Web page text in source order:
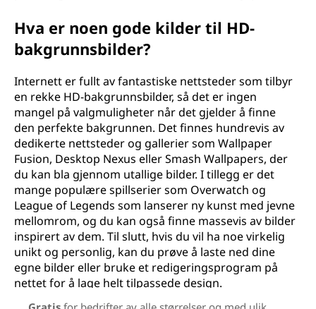
Hva er noen gode kilder til HD-
bakgrunnsbilder?
Internett er fullt av fantastiske nettsteder som tilbyr
en rekke HD-bakgrunnsbilder, så det er ingen
mangel på valgmuligheter når det gjelder å finne
den perfekte bakgrunnen. Det finnes hundrevis av
dedikerte nettsteder og gallerier som Wallpaper
Fusion, Desktop Nexus eller Smash Wallpapers, der
du kan bla gjennom utallige bilder. I tillegg er det
mange populære spillserier som Overwatch og
League of Legends som lanserer ny kunst med jevne
mellomrom, og du kan også finne massevis av bilder
inspirert av dem. Til slutt, hvis du vil ha noe virkelig
unikt og personlig, kan du prøve å laste ned dine
egne bilder eller bruke et redigeringsprogram på
nettet for å lage helt tilpassede design.